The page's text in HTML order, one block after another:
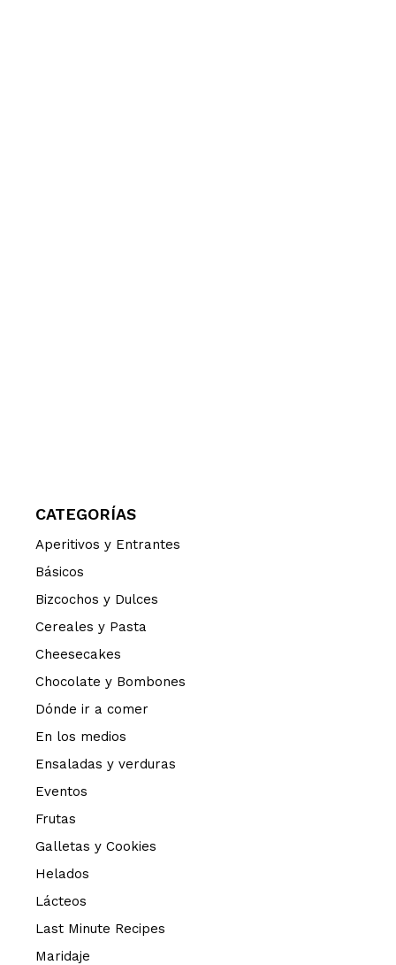
CATEGORÍAS
Aperitivos y Entrantes
Básicos
Bizcochos y Dulces
Cereales y Pasta
Cheesecakes
Chocolate y Bombones
Dónde ir a comer
En los medios
Ensaladas y verduras
Eventos
Frutas
Galletas y Cookies
Helados
Lácteos
Last Minute Recipes
Maridaje